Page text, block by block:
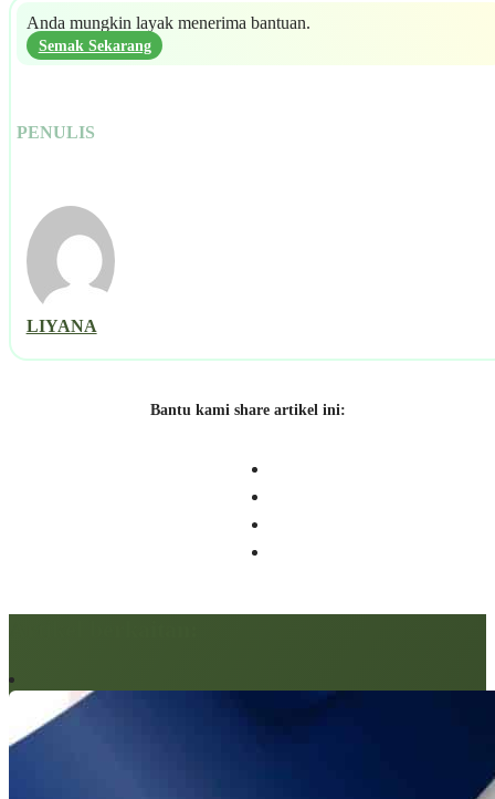
Anda mungkin layak menerima bantuan.
Semak Sekarang
PENULIS
LIYANA
Bantu kami share artikel ini: